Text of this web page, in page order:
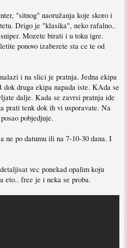
"sitnog" naoružanja koje skoro i
Drigo je "klasika", neko rafalno..
Mozete birati i u toku igre.
ponovo izaberete sta ce te od
i na slici je pratnja. Jedna ekipa
druga ekipa napada iste. KAda se
dalje. Kada se zavrsi pratnja ide
prati tenk dok ih vi usporavate. Na
pobjedjuje.
ne po datumu ili na 7-10-30 dana. I
vec ponekad opalim koju
free je i neka se proba.